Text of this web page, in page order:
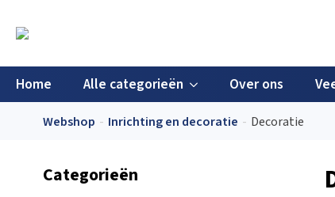
Home Alle categorieën Over ons
Webshop Inrichting en decoratie Decoratie
Categorieën